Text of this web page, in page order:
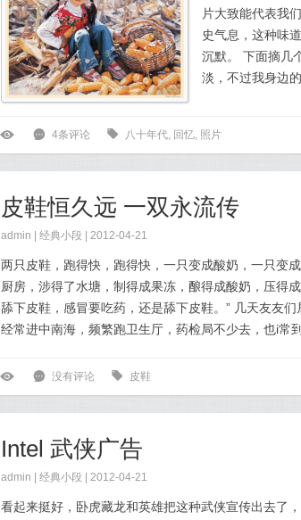
片大致能代表我
史气息，这种味
沉默。 下面摘几
淡，不过我身边
ė 6 4条评论 0 八十年代, 回忆, 照片
皮鞋恒久远 一双永流传
admin | 经典小段 | 2012-04-21
两只皮鞋，跑得快，跑得快，一只变成酸奶，一只变
厨房，涉得了水塘，制得成果冻，酿得成酸奶，压得
舔下皮鞋，感冒要吃药，还是舔下皮鞋。” 几天友友
经常进中南海，频繁跑卫生厅，药检局不少去，也i常
ė 6 没有评论 0 皮鞋
Intel 武侠广告
admin | 经典小段 | 2012-04-21
看起来挺好，卧虎藏龙和英雄把这种武侠宣传出去了